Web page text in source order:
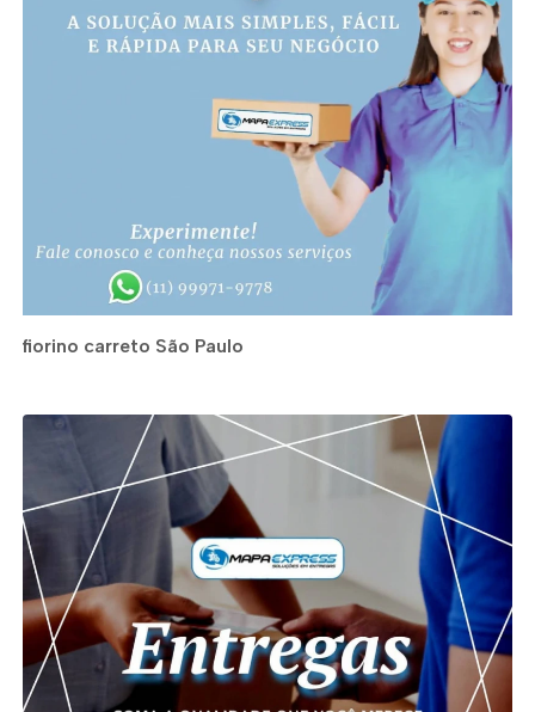
fiorino carreto São Paulo